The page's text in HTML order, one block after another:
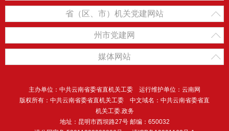
省（区、市）机关党建网站
州市党建网
媒体网站
主办单位：中共云南省委省直机关工委 运行维护单位：云南网
版权所有：中共云南省委省直机关工委 中文域名：中共云南省委省直
机关工委.政务
地址：昆明市西坝路27号 邮编：650032